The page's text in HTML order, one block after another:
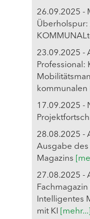
26.09.2025 -
Überholspur:
23.09.2025 -
Professional:
kommunalen
17.09.2025 -
28.08.2025 -
Ausgabe des
Magazins
27.08.2025 -
Intelligentes
mit KI
[mehr...]